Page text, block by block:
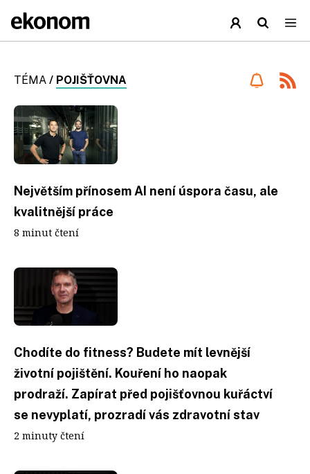
TÉMA / POJIŠŤOVNA
Největším přínosem AI není úspora času, ale
kvalitnější práce
8 minut čtení
Chodíte do fitness? Budete mít levnější
životní pojištění. Kouření ho naopak
prodraží. Zapírat před pojišťovnou kuřáctví
se nevyplatí, prozradí vás zdravotní stav
2 minuty čtení